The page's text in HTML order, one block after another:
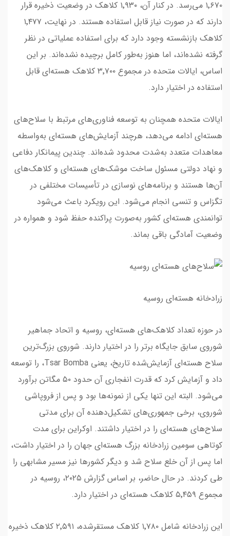
۱٬۶۷۰ می‌رسد. در کنار آن، ۱٬۹۳۰ کلاهک در وضعیت ذخیره قرار
دارند که در صورت نیاز قابل استفاده هستند. در نهایت، ۱٬۴۷۷
کلاهک بازنشسته وجود دارد که برای استفاده عملیاتی در نظر
گرفته نشده‌اند، اما هنوز به‌طور کامل برچیده نشده‌اند. بر این
اساس، ایالات متحده در مجموع ۳٬۷۰۰ کلاهک هسته‌ای قابل
استفاده در اختیار دارد.
ایالات متحده همچنان به توسعه فناوری‌های مرتبط با سلاح‌های
هسته‌ای ادامه می‌دهد، هرچند آزمایش‌های هسته‌ای به‌واسطه
معاهدات متعدد به‌شدت محدود شده‌اند. چندین پیمانکار دفاعی
و نهاد دولتی مسئول ساخت موشک‌های هسته‌ای و کلاهک‌های
آن‌ها هستند و برنامه‌های نوسازی در تأسیسات مختلفی در
تگزاس و تنسی انجام می‌شود. این رویکرد باعث می‌شود
توانمندی هسته‌ای کشور به‌صورت پراکنده حفظ شود و همواره در
وضعیت آمادگی باقی بماند.
زرادخانه هسته‌ای روسیه
در حوزه تعداد کلاهک‌های هسته‌ای، روسیه و اتحاد جماهیر
شوروی سابق جایگاه برتر را در اختیار دارند. شوروی بزرگ‌ترین
سلاح هسته‌ای آزمایش‌شده تاریخ، یعنی Tsar Bomba، را توسعه
داد و آزمایش کرد که قدرت انفجاری آن حدود ۵۰ مگاتن برآورد
می‌شود. البته این تنها یکی از نمونه‌ها بود و پس از فروپاشی
شوروی، برخی جمهوری‌های تشکیل‌دهنده آن برای مدتی
سلاح‌های هسته‌ای را در اختیار داشتند. اوکراین برای مدت
کوتاهی سومین زرادخانه بزرگ هسته‌ای جهان را در اختیار داشت،
اما پس از آن خلع سلاح شد و دیگر کشورها نیز مسیر مشابهی را
طی کردند. در حال حاضر، بر اساس گزارش ۲۰۲۵، روسیه در
مجموع ۵٬۴۵۹ کلاهک هسته‌ای در اختیار دارد.
این زرادخانه شامل ۱٬۷۸۰ کلاهک مستقرشده، ۲٬۵۹۱ کلاهک ذخیره